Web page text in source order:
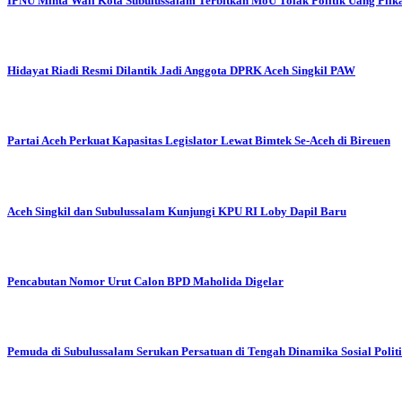
Hidayat Riadi Resmi Dilantik Jadi Anggota DPRK Aceh Singkil PAW
Partai Aceh Perkuat Kapasitas Legislator Lewat Bimtek Se-Aceh di Bireuen
Aceh Singkil dan Subulussalam Kunjungi KPU RI Loby Dapil Baru
Pencabutan Nomor Urut Calon BPD Maholida Digelar
Pemuda di Subulussalam Serukan Persatuan di Tengah Dinamika Sosial